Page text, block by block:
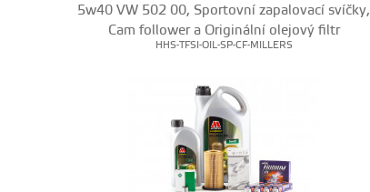
5w40 VW 502 00, Sportovní zapalovací svíčky,
Cam follower a Originální olejový filtr
HHS-TFSI-OIL-SP-CF-MILLERS